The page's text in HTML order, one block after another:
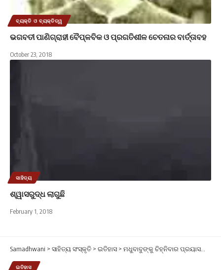
ବ୍ୟକ୍ତି ଓ ବ୍ୟକ୍ତିତ୍ୱ
ଭଗବତୀ ପାଣିଗ୍ରାହୀ ବୈପ୍ଳବିକ ଓ ପ୍ରଗତିଶୀଳ ଚେତନାର ବାର୍ତ୍ତାବହ
October 23, 2018
ସାହିତ୍ୟ
ଶ୍ୱାସରୁଦ୍ଧ ଲାଗୁଛି
February 1, 2018
Samadhwani > ସାହିତ୍ୟ ସଂସ୍କୃତି > ଇତିହାସ > ମଧୁବାବୁଙ୍କୁ ଚିହ୍ନିବାର ପ୍ରୟାସରେ (ସ୍ମୃତି ଦିବସ ଉପଲକ୍ଷେ )
ଇତିହାସ